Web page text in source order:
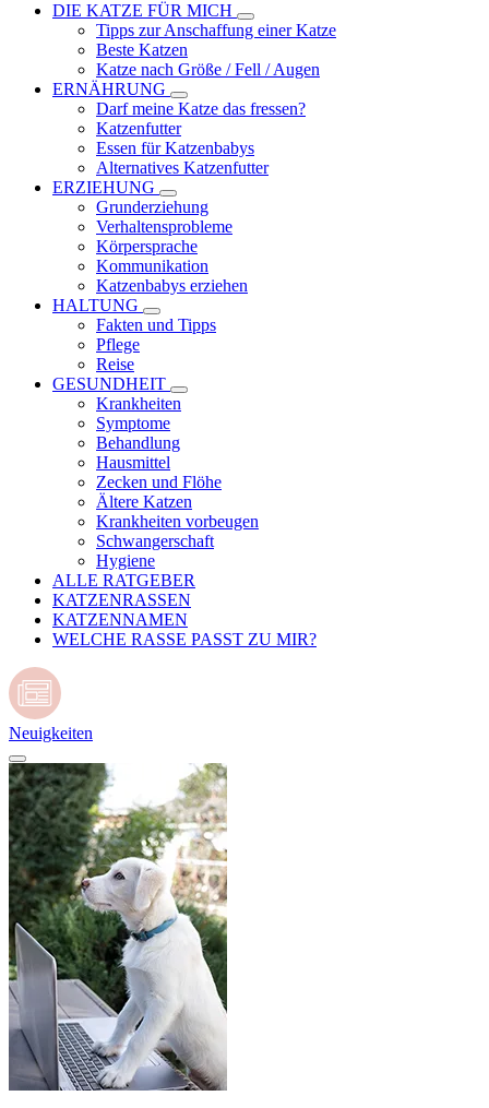
DIE KATZE FÜR MICH
Tipps zur Anschaffung einer Katze
Beste Katzen
Katze nach Größe / Fell / Augen
ERNÄHRUNG
Darf meine Katze das fressen?
Katzenfutter
Essen für Katzenbabys
Alternatives Katzenfutter
ERZIEHUNG
Grunderziehung
Verhaltensprobleme
Körpersprache
Kommunikation
Katzenbabys erziehen
HALTUNG
Fakten und Tipps
Pflege
Reise
GESUNDHEIT
Krankheiten
Symptome
Behandlung
Hausmittel
Zecken und Flöhe
Ältere Katzen
Krankheiten vorbeugen
Schwangerschaft
Hygiene
ALLE RATGEBER
KATZENRASSEN
KATZENNAMEN
WELCHE RASSE PASST ZU MIR?
Neuigkeiten